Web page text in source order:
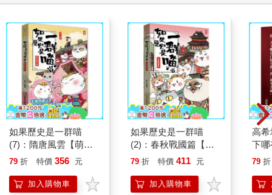
如果歷史是一群喵
(7)：隋唐風雲【萌貓
漫畫學歷史】
79 折 特價 356 元
加入購物車
如果歷史是一群喵
(2)：春秋戰國篇【萌
貓漫畫學歷史】(暢銷
79 折 特價 411 元
加入購物車
高
下
「
79 折